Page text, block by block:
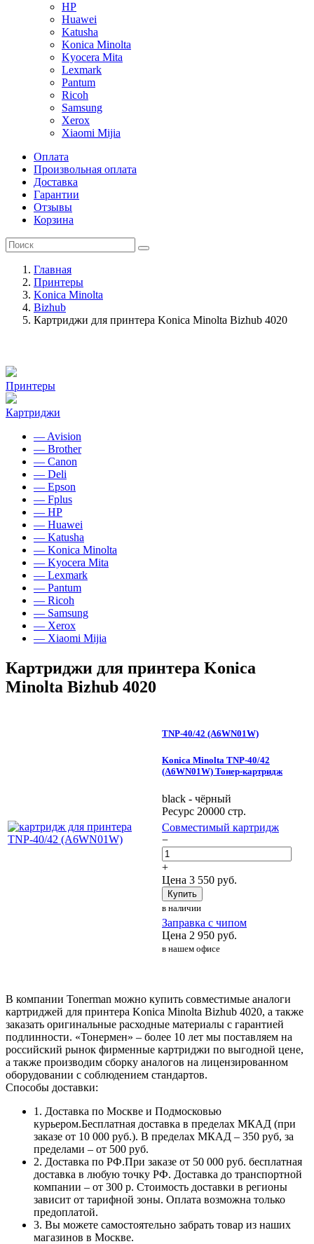
HP
Huawei
Katusha
Konica Minolta
Kyocera Mita
Lexmark
Pantum
Ricoh
Samsung
Xerox
Xiaomi Mijia
Оплата
Произвольная оплата
Доставка
Гарантии
Отзывы
Корзина
Главная
Принтеры
Konica Minolta
Bizhub
Картриджи для принтера Konica Minolta Bizhub 4020
Принтеры
Картриджи
— Avision
— Brother
— Canon
— Deli
— Epson
— Fplus
— HP
— Huawei
— Katusha
— Konica Minolta
— Kyocera Mita
— Lexmark
— Pantum
— Ricoh
— Samsung
— Xerox
— Xiaomi Mijia
Картриджи для принтера Konica
Minolta Bizhub 4020
TNP-40/42 (A6WN01W)
Konica Minolta TNP-40/42
(A6WN01W) Тонер-картридж
black - чёрный
Ресурс 20000 стр.
Совместимый картридж
−
+
Цена 3 550 руб.
Купить
в наличии
Заправка с чипом
Цена 2 950 руб.
в нашем офисе
В компании Tonerman можно купить совместимые аналоги
картриджей для принтера Konica Minolta Bizhub 4020, а также
заказать оригинальные расходные материалы с гарантией
подлинности. «Тонермен» – более 10 лет мы поставляем на
российский рынок фирменные картриджи по выгодной цене,
а также производим сборку аналогов на лицензированном
оборудовании с соблюдением стандартов.
Способы доставки:
1. Доставка по Москве и Подмосковью
курьером.Бесплатная доставка в пределах МКАД (при
заказе от 10 000 руб.). В пределах МКАД – 350 руб, за
пределами – от 500 руб.
2. Доставка по РФ.При заказе от 50 000 руб. бесплатная
доставка в любую точку РФ. Доставка до транспортной
компании – от 300 р. Стоимость доставки в регионы
зависит от тарифной зоны. Оплата возможна только
предоплатой.
3. Вы можете самостоятельно забрать товар из наших
магазинов в Москве.